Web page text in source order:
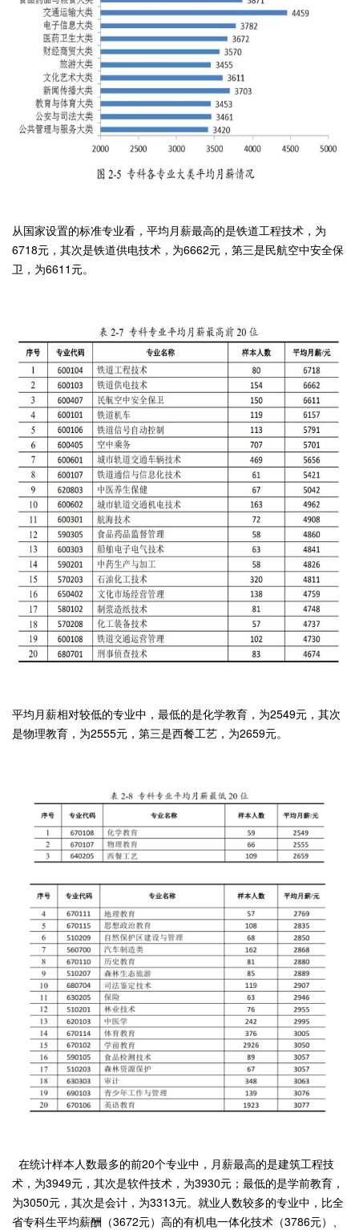
从国家设置的标准专业看，平均月薪最高的是铁道工程技术，为
6718元，其次是铁道供电技术，为6662元，第三是民航空中安全保
卫，为6611元。
平均月薪相对较低的专业中，最低的是化学教育，为2549元，其次
是物理教育，为2555元，第三是西餐工艺，为2659元。
在统计样本人数最多的前20个专业中，月薪最高的是建筑工程技
术，为3949元，其次是软件技术，为3930元；最低的是学前教育，
为3050元，其次是会计，为3313元。就业人数较多的专业中，比全
省专科生平均薪酬（3672元）高的有机电一体化技术（3786元）、